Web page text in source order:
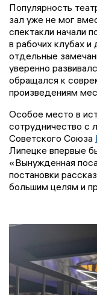
Популярность
зал уже не мог
спектакли начали
в рабочих клубах
отдельные
уверенно
обращался к
произведениям
Особое место в
сотрудничество с
Советского Союза
Липецке впервые
«Вынужденная
постановки
большим целям и